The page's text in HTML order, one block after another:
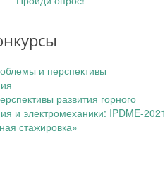
и перспективы
развития горного
и электромеханики: IPDME-2021
стажировка»